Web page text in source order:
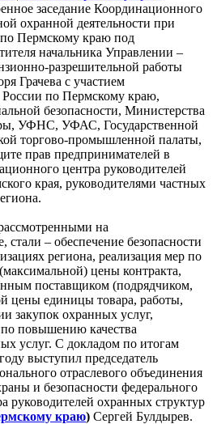
заседание Координационного
охранной деятельности при
Пермскому краю под
начальника Управлении –
разрешительной работы
Грачева с участием
по Пермскому краю,
безопасности, Министерства
УФНС, УФАС, Государственной
торгово-промышленной палаты,
прав предпринимателей в
центра руководителей
края, руководителями частных
на
– обеспечение безопасности
региона, реализация мер по
цены контракта,
поставщиком (подрядчиком,
цены единицы товара, работы,
закупок охранных услуг,
повышению качества
услуг. С докладом по итогам
выступил председатель
отраслевого объединения
и безопасности федерального
руководителей охранных структур
краю) Сергей Булдырев.